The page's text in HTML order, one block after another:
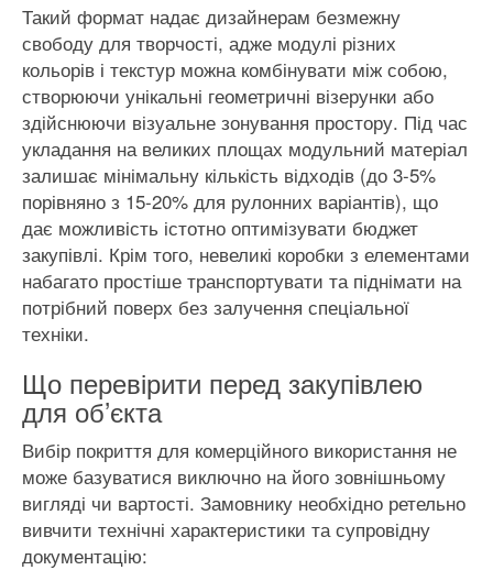
Такий формат надає дизайнерам безмежну
свободу для творчості, адже модулі різних
кольорів і текстур можна комбінувати між собою,
створюючи унікальні геометричні візерунки або
здійснюючи візуальне зонування простору. Під час
укладання на великих площах модульний матеріал
залишає мінімальну кількість відходів (до 3-5%
порівняно з 15-20% для рулонних варіантів), що
дає можливість істотно оптимізувати бюджет
закупівлі. Крім того, невеликі коробки з елементами
набагато простіше транспортувати та піднімати на
потрібний поверх без залучення спеціальної
техніки.
Що перевірити перед закупівлею
для об’єкта
Вибір покриття для комерційного використання не
може базуватися виключно на його зовнішньому
вигляді чи вартості. Замовнику необхідно ретельно
вивчити технічні характеристики та супровідну
документацію: